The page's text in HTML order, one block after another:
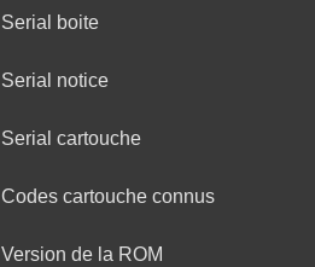
Serial boite
Serial notice
Serial cartouche
Codes cartouche connus
Version de la ROM